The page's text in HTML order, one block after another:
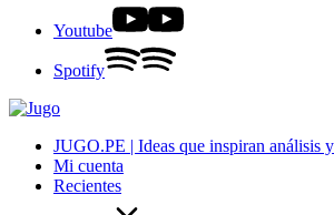
Youtube
Spotify
JUGO.PE | Ideas que inspiran análisis
Mi cuenta
Recientes